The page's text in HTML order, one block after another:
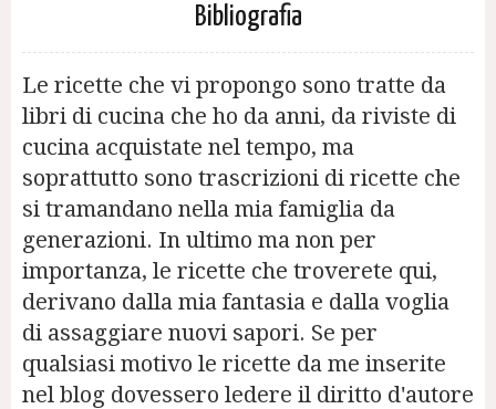
Bibliografia
Le ricette che vi propongo sono tratte da
libri di cucina che ho da anni, da riviste di
cucina acquistate nel tempo, ma
soprattutto sono trascrizioni di ricette che
si tramandano nella mia famiglia da
generazioni. In ultimo ma non per
importanza, le ricette che troverete qui,
derivano dalla mia fantasia e dalla voglia
di assaggiare nuovi sapori. Se per
qualsiasi motivo le ricette da me inserite
nel blog dovessero ledere il diritto d'autore